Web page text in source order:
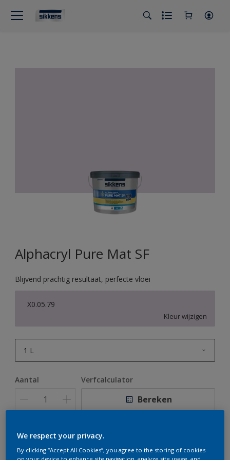
Alphacryl Pure Mat SF
Blijvend prachtig resultaat, perfecte vloei
X0.05.79
Kleur wijzigen
1 L
Aantal Verfcalculator
Bereken
Op dit moment is het niet mogelijk dit product online
te bestellen. Houd de website in de gaten, we werken
We respect your privacy.
By clicking “Accept All Cookies”, you agree to the storing of cookies
on your device to enhance site navigation, analyze site usage, and